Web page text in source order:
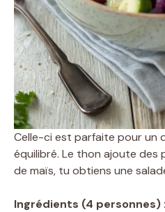
Celle-ci est parfaite pour un
équilibré. Le thon ajoute des
de maïs, tu obtiens une
Ingrédients (4 personnes):